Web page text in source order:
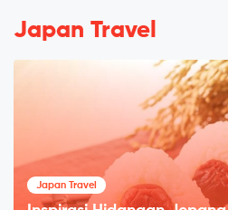
Japan Travel
Japan Travel